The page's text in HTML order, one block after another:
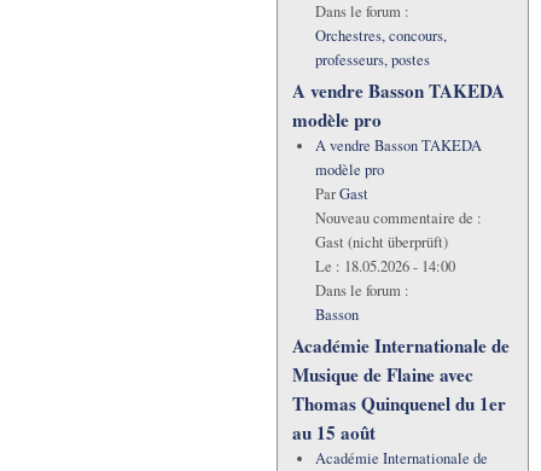
Dans le forum :
Orchestres, concours,
professeurs, postes
A vendre Basson TAKEDA
modèle pro
A vendre Basson TAKEDA
modèle pro
ParGast
Nouveau commentaire de :
Gast (nicht überprüft)
Le : 18.05.2026 - 14:00
Dans le forum :
Basson
Académie Internationale de
Musique de Flaine avec
Thomas Quinquenel du 1er
au 15 août
Académie Internationale de